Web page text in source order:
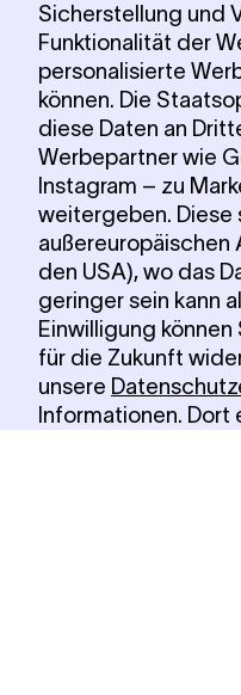
Sicherstellung und
Funktionalität der
personalisierte
können. Die
diese Daten an
Werbepartner wie
Instagram – zu
weitergeben. Diese
außereuropäischen
den USA), wo das
geringer sein kann
Einwilligung
für die Zukunft
unsere
Informationen. Dort